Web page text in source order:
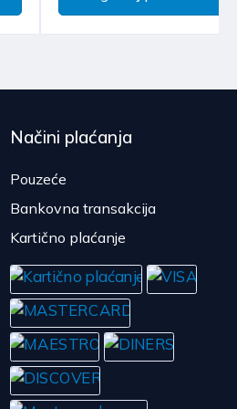
Načini plaćanja
Pouzeće
Bankovna transakcija
Kartično plaćanje